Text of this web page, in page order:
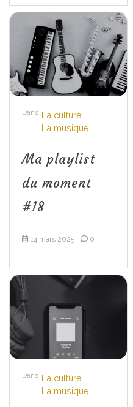
Dans La culture
La musique
Ma playlist
du moment
#18
14 mars 2025 0
Dans La culture
La musique